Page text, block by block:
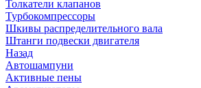
Толкатели клапанов
Турбокомпрессоры
Шкивы распределительного вала
Штанги подвески двигателя
Назад
Автошампуни
Активные пены